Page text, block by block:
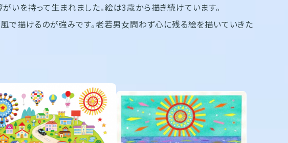
いを持って生まれました。絵は3歳から描き続けています。
で描けるのが強みです。老若男女問わず心に残る絵を描いていきた